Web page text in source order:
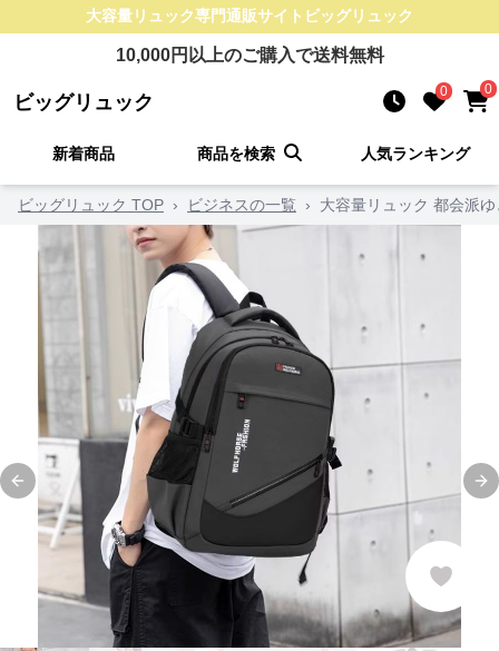
大容量リュック専門通販サイト ビッグリュック
10,000円以上のご購入で送料無料
ビッグリュック 0 0
新着商品 商品を検索 人気ランキング
ビッグリュック TOP › ビジネスの一覧 › 大容量リュック 都会派
Previous slide